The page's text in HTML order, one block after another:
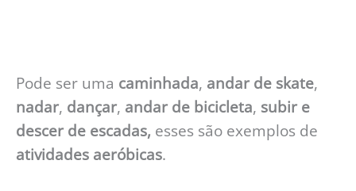
Pode ser uma caminhada, andar de skate,
nadar, dançar, andar de bicicleta, subir e
descer de escadas, esses são exemplos de
atividades aeróbicas.